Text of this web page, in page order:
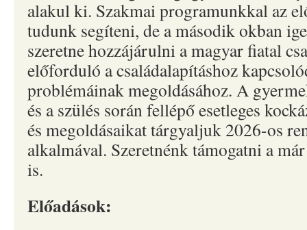
alakul ki. Szakmai programunkkal az
tudunk segíteni, de a második okban
szeretne hozzájárulni a magyar fiatal
előforduló a családalapításhoz
problémáinak megoldásához. A
és a szülés során fellépő esetleges
és megoldásaikat tárgyaljuk 2026-os
alkalmával. Szeretnénk támogatni a
is.
Előadások: